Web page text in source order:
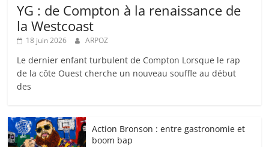
YG : de Compton à la renaissance de
la Westcoast
18 juin 2026 ARPOZ
Le dernier enfant turbulent de Compton Lorsque le rap
de la côte Ouest cherche un nouveau souffle au début
des
Action Bronson : entre gastronomie et
boom bap